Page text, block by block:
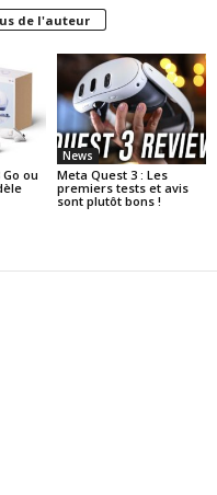
de l'auteur
ou
News
Meta Quest 3 : Les
premiers tests et avis
sont plutôt bons !